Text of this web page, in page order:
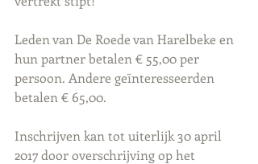
Leden van De Roede van Harelbeke en
hun partner betalen € 55,00 per
persoon. Andere geïnteresseerden
betalen € 65,00.
Inschrijven kan tot uiterlijk 30 april
2017 door overschrijving op het